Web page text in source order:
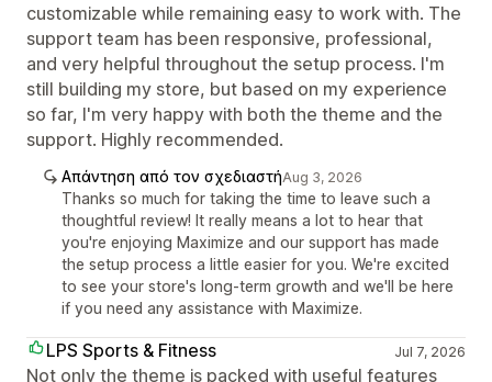
customizable while remaining easy to work with. The
support team has been responsive, professional,
and very helpful throughout the setup process. I'm
still building my store, but based on my experience
so far, I'm very happy with both the theme and the
support. Highly recommended.
Απάντηση από τον σχεδιαστήAug 3, 2026
Thanks so much for taking the time to leave such a
thoughtful review! It really means a lot to hear that
you're enjoying Maximize and our support has made
the setup process a little easier for you. We're excited
to see your store's long-term growth and we'll be here
if you need any assistance with Maximize.
LPS Sports & Fitness Jul 7, 2026
Not only the theme is packed with useful features